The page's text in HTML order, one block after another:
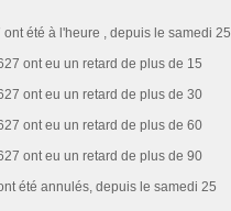
été à l'heure , depuis le samedi 25
ont eu un retard de plus de 15
ont eu un retard de plus de 30
ont eu un retard de plus de 60
ont eu un retard de plus de 90
été annulés, depuis le samedi 25